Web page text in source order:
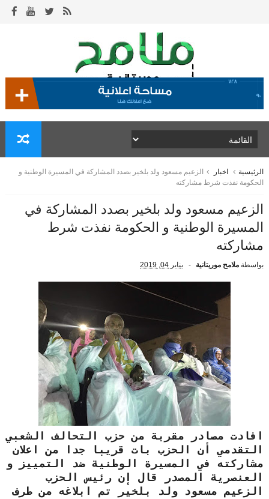
الرئيسية اخبار
الزعيم مسعود ولد بلخير بصدد المشاركة في المسيرة الوطنية و
الحكومة نفذت شرط مشاركته
الزعيم مسعود ولد بلخير بصدد المشاركة في
المسيرة الوطنية و الحكومة نفذت شرط
مشاركته
بواسطة ملامح موريتانية يناير 04, 2019
افادت مصادر مقربة من حزب التحالف الشعبي
التقدمي أن الحزب بات قريبا جدا من اعلان
مشاركته في المسيرة الوطنية ضد التمييز و
العنصرية المصدر قال إن رئيس الحزب
الزعيم مسعود ولد بلخير تم ابلاغه من طرف